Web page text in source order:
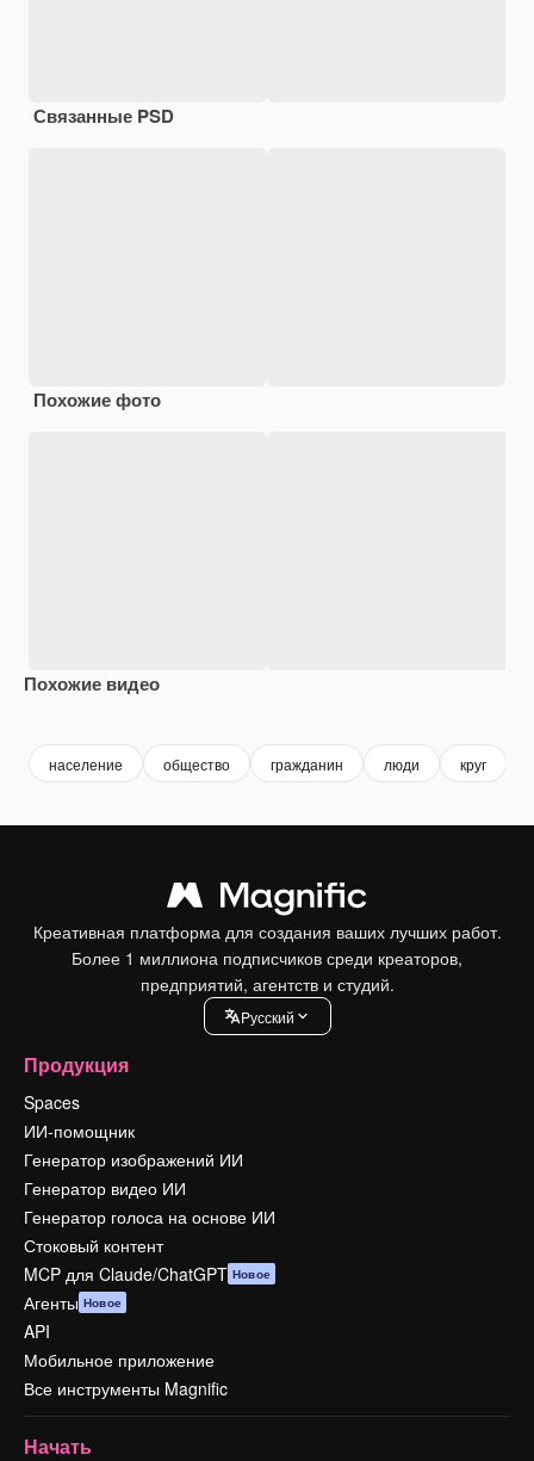
Связанные PSD
Похожие фото
Похожие видео
население общество гражданин люди круг
Креативная платформа для создания ваших лучших работ.
Более 1 миллиона подписчиков среди креаторов,
предприятий, агентств и студий.
Pусский
Продукция
Spaces
ИИ-помощник
Генератор изображений ИИ
Генератор видео ИИ
Генератор голоса на основе ИИ
Стоковый контент
MCP для Claude/ChatGPT Новое
Агенты Новое
API
Мобильное приложение
Все инструменты Magnific
Начать